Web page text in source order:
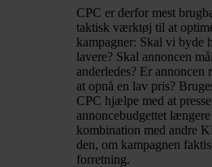
CPC er derfor mest
taktisk værktøj til at
kampagner: Skal vi byde
lavere? Skal annoncen
anderledes? Er annoncen
at opnå en lav pris?
CPC hjælpe med at presse
annoncebudgettet
kombination med andre
den, om kampagnen
forretning.